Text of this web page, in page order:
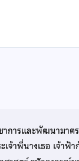
าการและพัฒนามาต
จ้าพี่นางเธอ เจ้า